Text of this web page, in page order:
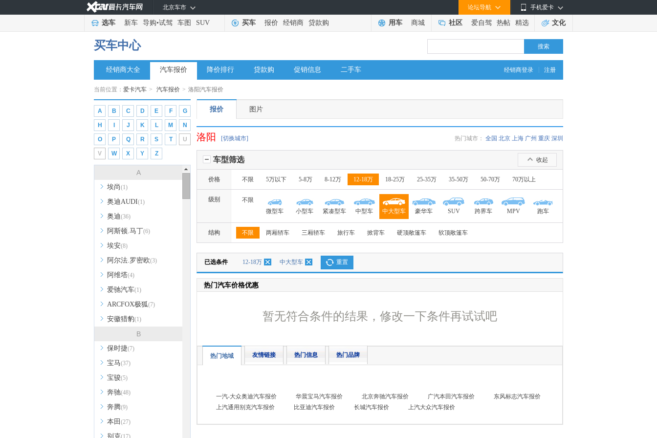
手机爱卡
论坛导航
北京车市
选车 新车 导购•试驾 车图 SUV 买车 报价 经销商 贷款购 用车 商城 社区 爱自驾 热帖 精选 文化
买车中心 搜索
经销商登录 注册
经销商大全 汽车报价 降价排行 贷款购 促销信息 二手车
当前位置： 爱卡汽车 > 汽车报价 > 洛阳汽车报价
A B C D E F G
H J K L M N
O P Q R S T U
V W X Y Z
A
埃尚(1)
奥迪AUDI(1)
奥迪(36)
阿斯顿.马丁(6)
埃安(8)
阿尔法.罗密欧(3)
阿维塔(4)
爱驰汽车(1)
ARCFOX极狐(7)
安徽猎豹(1)
B
保时捷(7)
宝马(37)
宝骏(5)
奔驰(48)
奔腾(9)
本田 (27)
别克(17)
报价 图片
热门城市： 全国 北京 上海 广州 重庆 深圳
洛阳 [切换城市]
收起
车型筛选
价格 不限 5万以下 5-8万 8-12万 12-18万 18-25万 25-35万 35-50万 50-70万 70万以上
级别
不限
微型车
小型车 紧凑型车 中型车 中大型车 豪华车 SUV 跨界车 MPV 跑车
结构 不限 两厢轿车 三厢轿车 旅行车 掀背车 硬顶敞篷车 软顶敞篷车
已选条件 12-18万 中大型车 重置
热门汽车价格优惠
暂无符合条件的结果，修改一下条件再试试吧
热门地域 友情链接 热门信息 热门品牌
一汽-大众奥迪汽车报价 华晨宝马汽车报价 北京奔驰汽车报价 广汽本田汽车报价
东风标志汽车报价
上汽通用别克汽车报价
比亚迪汽车报价 长城汽车报价 上汽大众汽车报价